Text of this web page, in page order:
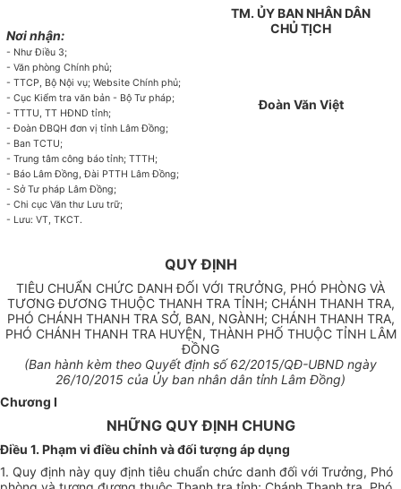
Nơi nhận:
- Như Điều 3;
-Văn phòng Chính phủ;
-TTCP, Bộ Nội vụ; Website Chính phủ;
-Cục Kiểm tra văn bản - Bộ Tư pháp;
-TTTU, TT HĐND tỉnh;
-Đoàn ĐBQH đơn vị tỉnh Lâm Đồng;
- Ban TCTU;
-Trung tâm công báo tỉnh; TTTH;
- Báo Lâm Đồng, Đài PTTH Lâm Đồng;
-Sở Tư pháp Lâm Đồng;
-Chi cục Văn thư Lưu trữ;
- Lưu: VT, TKCT.
TM. ỦY BAN NHÂN DÂN
CHỦ TỊCH
Đoàn Văn Việt
QUY ĐỊNH
TIÊU CHUẨN CHỨC DANH ĐỐI VỚI TRƯỞNG, PHÓ PHÒNG VÀ
TƯƠNG ĐƯƠNG THUỘC THANH TRA TỈNH; CHÁNH THANH TRA,
PHÓ CHÁNH THANH TRA SỞ, BAN, NGÀNH; CHÁNH THANH TRA,
PHÓ CHÁNH THANH TRA HUYỆN, THÀNH PHỐ THUỘC TỈNH LÂM
ĐỒNG
(Ban hành kèm theo Quyết định số 62/2015/QĐ-UBND ngày
26/10/2015 của Ủy ban nhân dân tỉnh Lâm Đồng)
Chương I
NHỮNG QUY ĐỊNH CHUNG
Điều 1. Phạm vi điều chỉnh và đối tượng áp dụng
1. Quy định này quy định tiêu chuẩn chức danh đối với Trưởng, Phó